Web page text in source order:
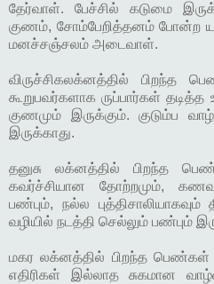
தேர்வாள். பேச்சில் கடுமை
குணம், சோம்பேறித்தனம் போன்ற
மனச்சஞ்சலம் அடைவாள்.
விருச்சிகலக்னத்தில் பிறந்த
கூறுபவர்களாக ருப்பார்கள்
குணமும் இருக்கும். குடும்ப
இருக்காது.
தனுசு லக்னத்தில் பிறந்த
கவர்ச்சியான தோற்றமும்,
பண்பும், நல்ல
வழியில் நடத்தி செல்லும் பண்பும்
மகர லக்னத்தில் பிறந்த பெண்கள்
எதிரிகள் இல்லாத சுகமான